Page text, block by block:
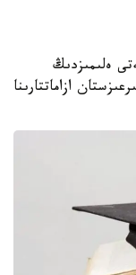
ەلىمىزدىڭ
ازاماتتارىنا